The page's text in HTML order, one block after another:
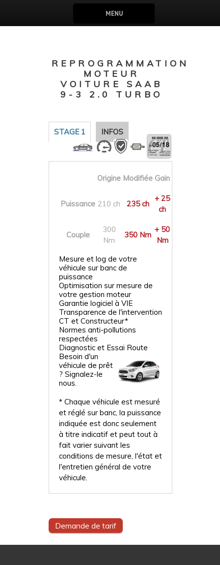
MENU
REPROGRAMMATION
MOTEUR
VOITURE SAAB
9-3 2.0 TURBO
STAGE 1 INFOS
Origine Modifiée Gain
Puissance 210 ch 235 ch
+ 25
ch
Couple
300
Nm
350 Nm
+ 50
Nm
Mesure et log de votre
véhicule sur banc de
puissance
Optimisation sur mesure de
votre gestion moteur
Garantie logiciel à VIE
Transparence de l'intervention
CT et Constructeur*
Normes anti-pollutions
respectées
Diagnostic et Essai Route
Besoin d'un
véhicule de prêt
? Signalez-le
nous.
* Chaque véhicule est mesuré
et réglé sur banc, la puissance
indiquée est donc seulement
à titre indicatif et peut tout à
fait varier suivant les
conditions de mesure, l'état et
l'entretien général de votre
véhicule.
Demande de tarif